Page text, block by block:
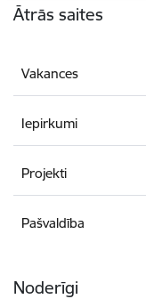
Ātrās saites
Vakances
Iepirkumi
Projekti
Pašvaldība
Noderīgi